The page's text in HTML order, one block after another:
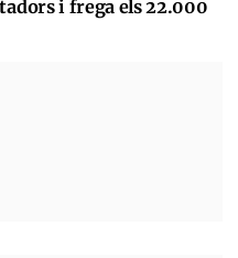
i frega els 22.000